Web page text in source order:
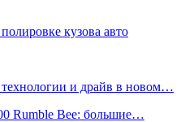
кузова авто
и драйв в новом…
Rumble Bee: большие…